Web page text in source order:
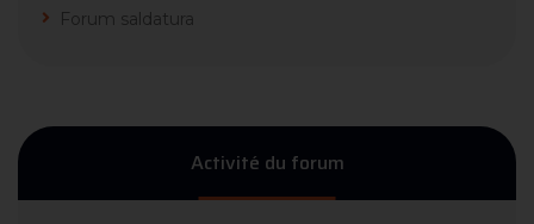
Forum saldatura
Activité du forum